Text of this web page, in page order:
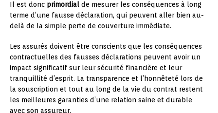
Il est donc primordial de mesurer les conséquences à long
terme d’une fausse déclaration, qui peuvent aller bien au-
delà de la simple perte de couverture immédiate.
Les assurés doivent être conscients que les conséquences
contractuelles des fausses déclarations peuvent avoir un
impact significatif sur leur sécurité financière et leur
tranquillité d’esprit. La transparence et l’honnêteté lors de
la souscription et tout au long de la vie du contrat restent
les meilleures garanties d’une relation saine et durable
avec son assureur.